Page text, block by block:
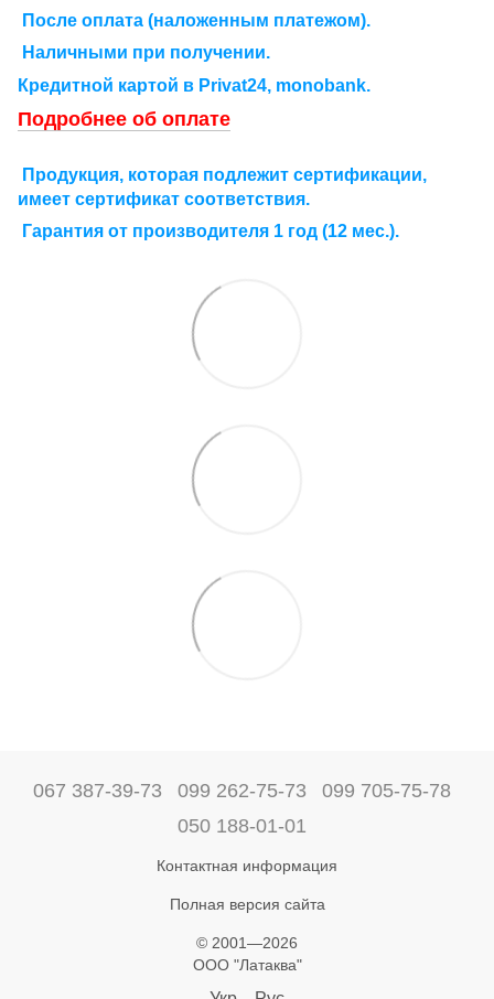
После оплата (наложенным платежом).
Наличными при получении.
Кредитной картой в Рrivat24, monobank.
Подробнее об оплате
Продукция, которая подлежит сертификации,
имеет сертификат соответствия.
Гарантия от производителя 1 год (12 мес.).
067 387-39-73 099 262-75-73
099 705-75-78
050 188-01-01
Контактная информация
Полная версия сайта
© 2001—2026
ООО "Латаква"